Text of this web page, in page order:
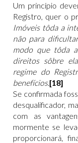
Um princípio
Registro, quer o
Imóveis tôda a
não para
modo que tôda
direitos sôbre
regime do
benefícios.[18]
Se confirmada
desqualificador,
com as
mormente se
proporcionará,